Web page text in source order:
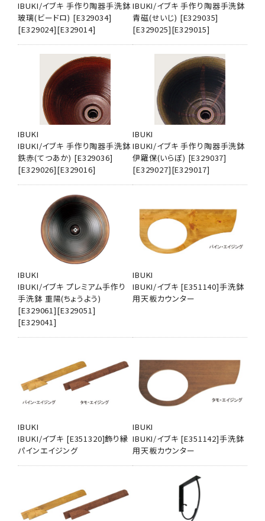
IBUKI/イブキ 手作り陶器手洗鉢
玻璃(ビードロ) [E329034]
[E329024][E329014]
IBUKI/イブキ 手作り陶器手洗鉢
青磁(せいじ) [E329035]
[E329025][E329015]
IBUKI
IBUKI/イブキ 手作り陶器手洗鉢
鉄赤(てつあか) [E329036]
[E329026][E329016]
IBUKI
IBUKI/イブキ 手作り陶器手洗鉢
伊羅保(いらぼ) [E329037]
[E329027][E329017]
IBUKI
IBUKI/イブキ プレミアム手作り
手洗鉢 重陽(ちょうよう)
[E329061][E329051]
[E329041]
IBUKI
IBUKI/イブキ [E351140]手洗鉢
用天板カウンター
IBUKI
IBUKI/イブキ [E351320]飾り縁
パインエイジング
IBUKI
IBUKI/イブキ [E351142]手洗鉢
用天板カウンター